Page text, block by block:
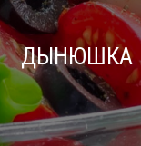
ДЫНЮШКА